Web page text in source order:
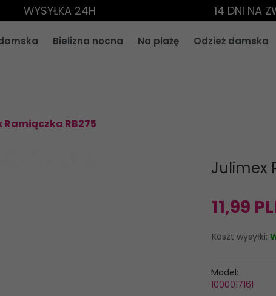
WYSYŁKA 24H 14 DNI NA
Bielizna nocna Na plażę Odzież damska
Ramiączka RB275
Julimex
11,99
Koszt wysyłki:
Model:
1000017161